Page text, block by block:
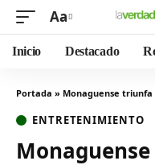
Aa
Inicio Destacado
Portada » Monaguense
ENTRETENIMIENTO